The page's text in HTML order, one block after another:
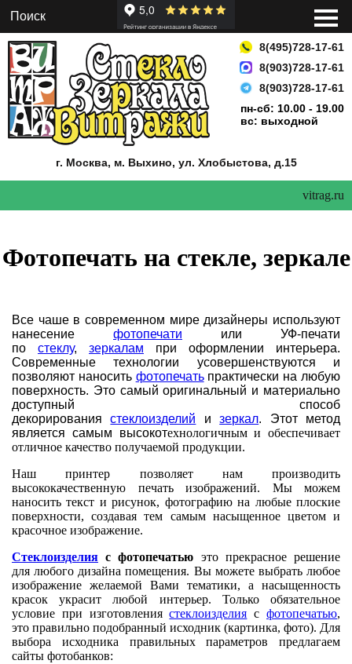
8(495)728-17-61
8(903)728-17-61
8(903)728-17-61
пн-сб: 10.00 - 19.00
вс: выходной
г. Москва, м. Выхино, ул. Хлобыстова, д.15
vitrag.ru
Фотопечать на стекле, зеркале
Все чаше в современном мире дизайнеры используют
нанесение фотопечати или УФ-печати
по стеклу, зеркалам при оформлении интерьера.
Современные технологии усовершенствуются и
позволяют наносить фотопечатьпрактически на любую
поверхность. Это самый оригинальный и материально
доступный способ
декорированиястеклоизделий изеркал. Этот метод
является самым высокотехнологичным и обеспечивает
отличное качество получаемой продукции.
Наш принтер позволяет нам производить
высококачественную печать изображений. Мы можем
наносить текст и рисунок, фотографию на любые плоские
поверхности, создавая тем самым насыщенное цветом и
красочное изображение.
Стеклоизделия с фотопечатью это прекрасное решение
для любого дизайна помещения. Вы можете выбрать любое
изображение желаемой Вами тематики, а насыщенность
красок украсит любой интерьер. Только обязательное
условие при изготовлениястеклоизделия сфотопечатью,
это правильно подобранный исходник (картинка, фото). Для
выбора исходника правильных параметров предлагаем
сайты фотобанков: